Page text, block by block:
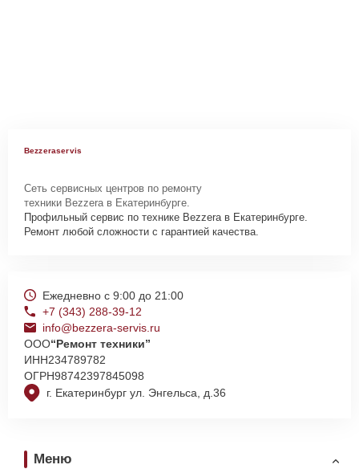
Bezzeraservis
Сеть сервисных центров по ремонту
техники Bezzera в Екатеринбурге.
Профильный сервис по технике Bezzera в Екатеринбурге.
Ремонт любой сложности с гарантией качества.
г. Екатеринбург ул. Энгельса, д.36
Ежедневно с 9:00 до 21:00
+7 (343) 288-39-12
info@bezzera-servis.ru
ООО“Ремонт техники”
ИНН234789782
ОГРН98742397845098
Меню